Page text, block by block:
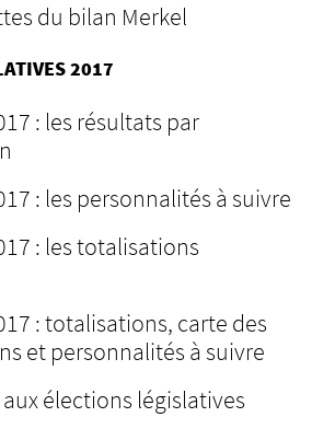
du bilan Merkel
2017
: les résultats par
: les personnalités à suivre
: les totalisations
: totalisations, carte des
et personnalités à suivre
élections législatives